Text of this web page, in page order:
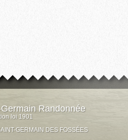
Randonnée
loi 1901
GERMAIN DES FOSSÉES